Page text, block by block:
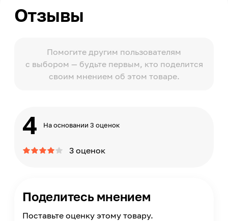
Отзывы
Помогите другим пользователям
с выбором — будьте первым, кто поделится
своим мнением об этом товаре.
4 На основании 3 оценок
3 оценок
Поделитесь мнением
Поставьте оценку этому товару.